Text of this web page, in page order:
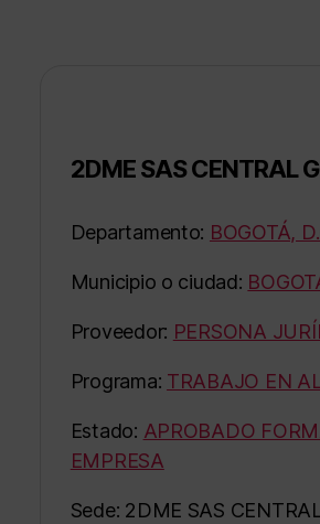
2DME SAS CENTRAL
Departamento: BOGOTÁ,
Municipio o ciudad:
Proveedor: PERSONA
Programa: TRABAJO EN
Estado: APROBADO
EMPRESA
Sede: 2DME SAS